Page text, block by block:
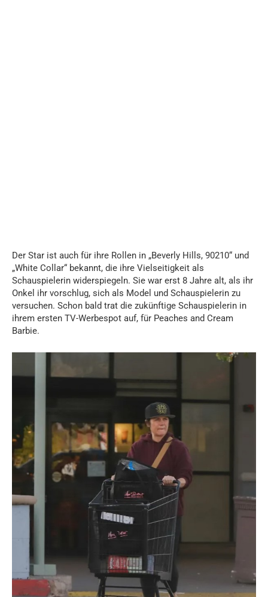
Der Star ist auch für ihre Rollen in „Beverly Hills, 90210“ und
„White Collar“ bekannt, die ihre Vielseitigkeit als
Schauspielerin widerspiegeln. Sie war erst 8 Jahre alt, als ihr
Onkel ihr vorschlug, sich als Model und Schauspielerin zu
versuchen. Schon bald trat die zukünftige Schauspielerin in
ihrem ersten TV-Werbespot auf, für Peaches and Cream
Barbie.